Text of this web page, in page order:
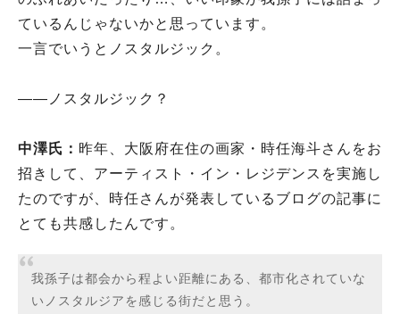
ているんじゃないかと思っています。
一言でいうとノスタルジック。
――ノスタルジック？
中澤氏： 昨年、大阪府在住の画家・時任海斗さんをお
招きして、アーティスト・イン・レジデンスを実施し
たのですが、時任さんが発表しているブログの記事に
とても共感したんです。
我孫子は都会から程よい距離にある、都市化されていな
いノスタルジアを感じる街だと思う。